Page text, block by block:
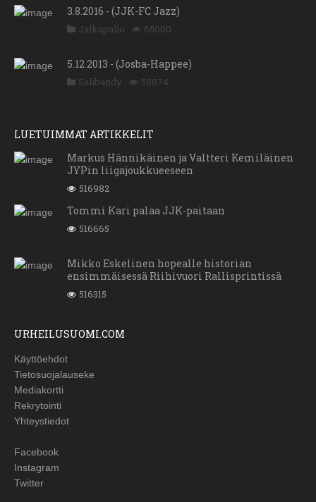
3.8.2016 - (JJK-FC Jazz)
Jalkapallo 65000
5.12.2013 - (Josba-Happee)
Salibandy 58874
LUETUIMMAT ARTIKKELIT
Markus Hännikäinen ja Valtteri Kemiläinen
JYPin liigajoukkueeseen
516982
Tommi Kari palaa JJK-paitaan
516665
Mikko Eskelinen hopealle historian
ensimmäisessä Riihivuori Rallisprintissä
516315
URHEILUSUOMI.COM
Käyttöehdot
Tietosuojalauseke
Mediakortti
Rekrytointi
Yhteystiedot
Facebook
Instagram
Twitter